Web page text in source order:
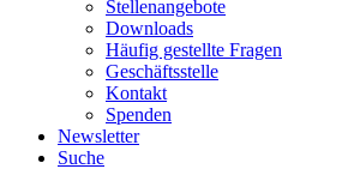
Stellenangebote
Downloads
Häufig gestellte Fragen
Geschäftsstelle
Kontakt
Spenden
Newsletter
Suche